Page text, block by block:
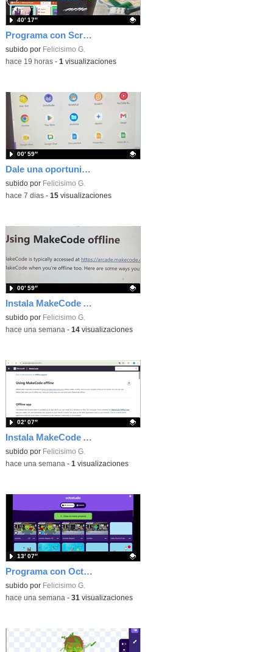
Programa con Scratch juegos con los partidos del mundial 2026 ganados por España
Contenido educativo.
subido por Felicisimo G.
40′ 17″
-hace 19 horas- 1 visualizaciones
Dale una oportunidad a los Chromebooks y utiliza un proyector para realizar talleres si no tienes pantallas táctiles
Contenido educativo.
subido por Felicisimo G.
00′ 59″
-hace 7 dias- 15visualizaciones
Instala MakeCode Arcade para trabajar offline en tu tablet, ordenador, Chromebook
Contenido educativo.
subido por Felicisimo G.
00′ 59″
-hace una semana - 14visualizaciones
Instala MakeCode Arcade offline para programar grandes juegos sin necesidad de Internet
Contenido educativo.
subido por Felicisimo G.
02′ 07″
-hace una semana - 1 visualizaciones
Programa con OctoStudio, un juego de disparos contra Zombies con un cargador basado en el House of the dead
Contenido educativo.
subido por Felicisimo G.
13′ 07″
-hace una semana - 31 visualizaciones